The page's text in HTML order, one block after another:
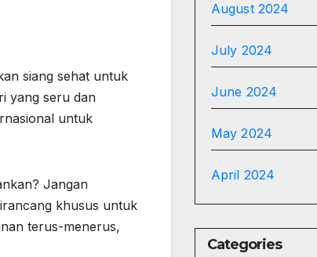
siang sehat untuk
yang seru dan
untuk
Jangan
khusus untuk
terus-menerus,
August 2024
July 2024
June 2024
May 2024
April 2024
Categories